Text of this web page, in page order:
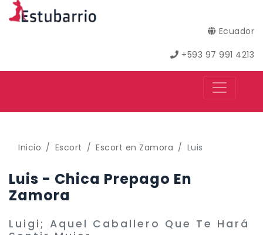
Ecuador
+593 97 991 4213
Inicio Escort Escort en Zamora Luis
Luis - Chica Prepago En
Zamora
Luigi; Aquel Caballero Que Te Hará